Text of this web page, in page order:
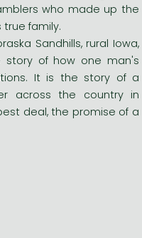
who made up the
family.
Sandhills, rural Iowa,
of how one man's
It is the story of a
across the country in
deal, the promise of a